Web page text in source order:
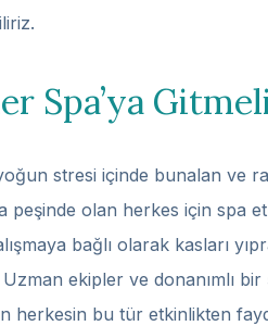
Spa’ya
stresi içinde bunalan ve
peşinde olan herkes için spa
bağlı olarak kasları
Uzman ekipler ve donanımlı bir
herkesin bu tür etkinlikten